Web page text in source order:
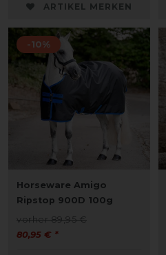
ARTIKEL MERKEN
-10%
Horseware Amigo
Ripstop 900D 100g
vorher 89,95 €
80,95 € *